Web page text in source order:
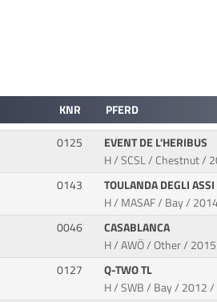
KNR
PFERD
0125
EVENT DE L'HERIBUS
H / SCSL / Chestnut /
0143
TOULANDA DEGLI ASSI
H / MASAF / Bay /
0046
CASABLANCA
H / AWÖ / Other /
0127
Q-TWO TL
H / SWB / Bay / 2012 /